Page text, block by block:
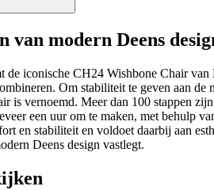
van modern Deens
de iconische CH24 Wishbone Chair
Om stabiliteit te geven aan
is vernoemd. Meer dan 100 stappen
een uur om te maken, met behulp
en stabiliteit en voldoet daarbij aan
Deens design vastlegt.